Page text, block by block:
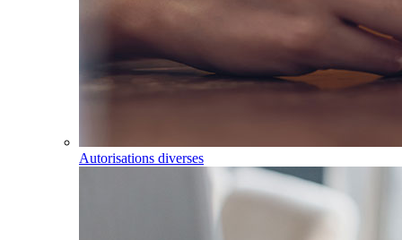
Autorisations diverses